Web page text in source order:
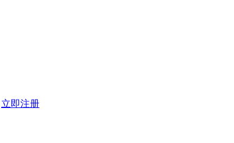
立即注册